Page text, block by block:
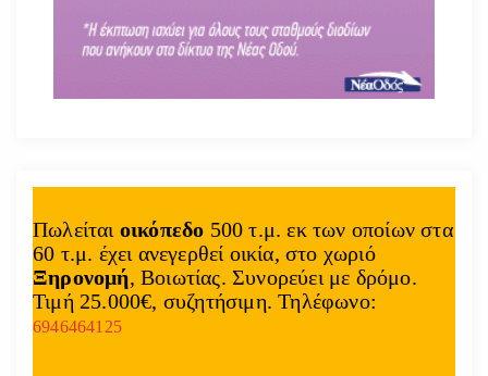
Πωλείται οικόπεδο 500 τ.μ. εκ των οποίων στα
60 τ.μ. έχει ανεγερθεί οικία, στο χωριό
Ξηρονομή, Βοιωτίας. Συνορεύει με δρόμο.
Τιμή 25.000€, συζητήσιμη. Τηλέφωνο:
6946464125